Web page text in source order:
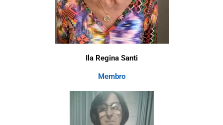
Ila Regina Santi
Membro